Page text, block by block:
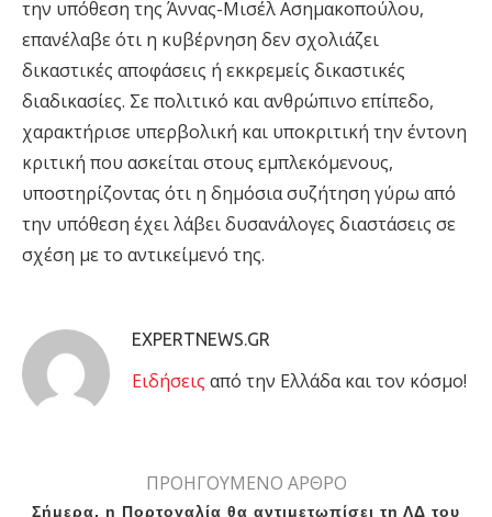
την υπόθεση της Άννας-Μισέλ Ασημακοπούλου,
επανέλαβε ότι η κυβέρνηση δεν σχολιάζει
δικαστικές αποφάσεις ή εκκρεμείς δικαστικές
διαδικασίες. Σε πολιτικό και ανθρώπινο επίπεδο,
χαρακτήρισε υπερβολική και υποκριτική την έντονη
κριτική που ασκείται στους εμπλεκόμενους,
υποστηρίζοντας ότι η δημόσια συζήτηση γύρω από
την υπόθεση έχει λάβει δυσανάλογες διαστάσεις σε
σχέση με το αντικείμενό της.
EXPERTNEWS.GR
Eιδήσεις από την Ελλάδα και τον κόσμο!
ΠΡΟΗΓΟΥΜΕΝΟ ΑΡΘΡΟ
Σήμερα, η Πορτογαλία θα αντιμετωπίσει τη ΛΔ του